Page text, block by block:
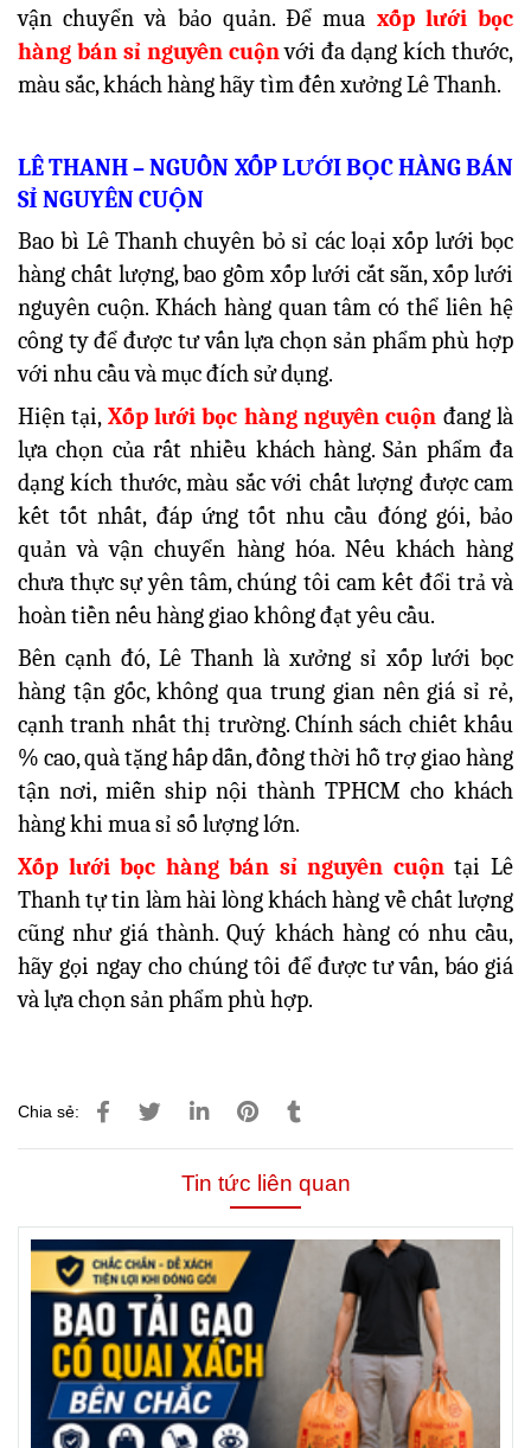
vận chuyển và bảo quản. Để mua xốp lưới bọc
hàng bán sỉ nguyên cuộn với đa dạng kích thước,
màu sắc, khách hàng hãy tìm đến xưởng Lê Thanh.
LÊ THANH – NGUỒN XỐP LƯỚI BỌC HÀNG BÁN
SỈ NGUYÊN CUỘN
Bao bì Lê Thanh chuyên bỏ sỉ các loại xốp lưới bọc
hàng chất lượng, bao gồm xốp lưới cắt sẵn, xốp lưới
nguyên cuộn. Khách hàng quan tâm có thể liên hệ
công ty để được tư vấn lựa chọn sản phẩm phù hợp
với nhu cầu và mục đích sử dụng.
Hiện tại, Xốp lưới bọc hàng nguyên cuộn đang là
lựa chọn của rất nhiều khách hàng. Sản phẩm đa
dạng kích thước, màu sắc với chất lượng được cam
kết tốt nhất, đáp ứng tốt nhu cầu đóng gói, bảo
quản và vận chuyển hàng hóa. Nếu khách hàng
chưa thực sự yên tâm, chúng tôi cam kết đổi trả và
hoàn tiền nếu hàng giao không đạt yêu cầu.
Bên cạnh đó, Lê Thanh là xưởng sỉ xốp lưới bọc
hàng tận gốc, không qua trung gian nên giá sỉ rẻ,
cạnh tranh nhất thị trường. Chính sách chiết khấu
% cao, quà tặng hấp dẫn, đồng thời hỗ trợ giao hàng
tận nơi, miễn ship nội thành TPHCM cho khách
hàng khi mua sỉ số lượng lớn.
Xốp lưới bọc hàng bán sỉ nguyên cuộn tại Lê
Thanh tự tin làm hài lòng khách hàng về chất lượng
cũng như giá thành. Quý khách hàng có nhu cầu,
hãy gọi ngay cho chúng tôi để được tư vấn, báo giá
và lựa chọn sản phẩm phù hợp.
Chia sẻ:
Tin tức liên quan